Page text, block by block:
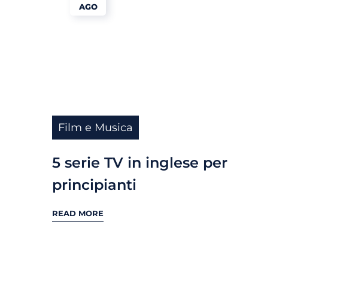
AGO
Film e Musica
5 serie TV in inglese per
principianti
READ MORE